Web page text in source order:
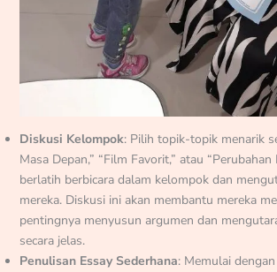
Diskusi Kelompok: Pilih topik-topik menarik
Masa Depan,” “Film Favorit,” atau
berlatih berbicara dalam kelompok dan
mereka. Diskusi ini akan membantu mereka
pentingnya menyusun argumen dan
secara jelas.
Penulisan Essay Sederhana: Memulai